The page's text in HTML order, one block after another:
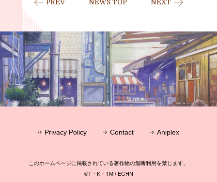
PREV NEWS TOP NEXT
Privacy Policy Contact Aniplex
このホームページに掲載されている著作物の無断利用を禁じます。
©T・K・TM / EGHN